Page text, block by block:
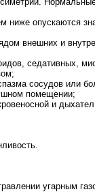
опускаются
внешних и
седативных,
сосудов или
помещении;
и
угарным